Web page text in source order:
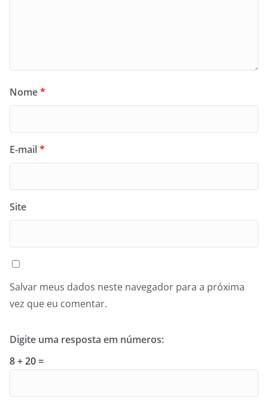
Nome*
E-mail*
Site
Salvar meus dados neste navegador para a próxima
vez que eu comentar.
Digite uma resposta em números:
8 + 20 =